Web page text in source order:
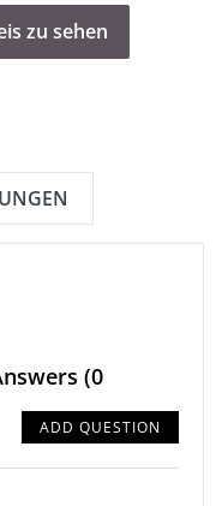
zu sehen
(0
ADD QUESTION